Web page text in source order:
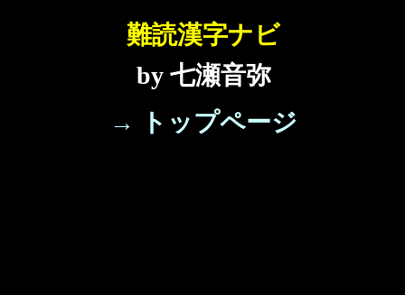
難読漢字ナビ
by 七瀬音弥
→ トップページ